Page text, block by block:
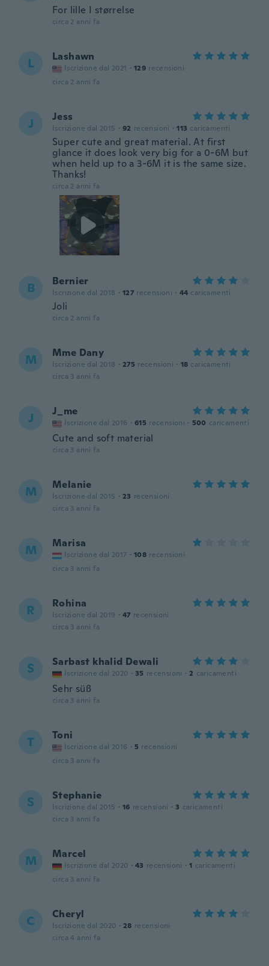
For lille I størrelse
circa 2 anni fa
L Lashawn
Iscrizione dal 2021 · 129 recensioni
circa 2 anni fa
J Jess
Iscrizione dal 2015 · 92 recensioni · 113 caricamenti
Super cute and great material. At first
glance it does look very big for a 0-6M but
when held up to a 3-6M it is the same size.
Thanks!
circa 2 anni fa
B Bernier
Iscrizione dal 2018 · 127 recensioni · 44 caricamenti
Joli
circa 2 anni fa
M Mme Dany
Iscrizione dal 2018 · 275 recensioni · 18 caricamenti
circa 3 anni fa
J J_me
Iscrizione dal 2016 · 615 recensioni · 500 caricamenti
Cute and soft material
circa 3 anni fa
M Melanie
Iscrizione dal 2015 · 23 recensioni
circa 3 anni fa
M Marisa
Iscrizione dal 2017 · 108 recensioni
circa 3 anni fa
R Rohina
Iscrizione dal 2019 · 47 recensioni
circa 3 anni fa
S Sarbast khalid Dewali
Iscrizione dal 2020 · 35 recensioni · 2 caricamenti
Sehr süß
circa 3 anni fa
T Toni
Iscrizione dal 2016 · 5 recensioni
circa 3 anni fa
S Stephanie
Iscrizione dal 2015 · 16 recensioni · 3 caricamenti
circa 3 anni fa
M Marcel
Iscrizione dal 2020 · 43 recensioni · 1 caricamenti
circa 3 anni fa
C Cheryl
Iscrizione dal 2020 · 28 recensioni
circa 4 anni fa